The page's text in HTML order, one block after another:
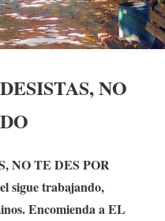
NO
NO TE DES POR
sigue trabajando,
Encomienda a EL